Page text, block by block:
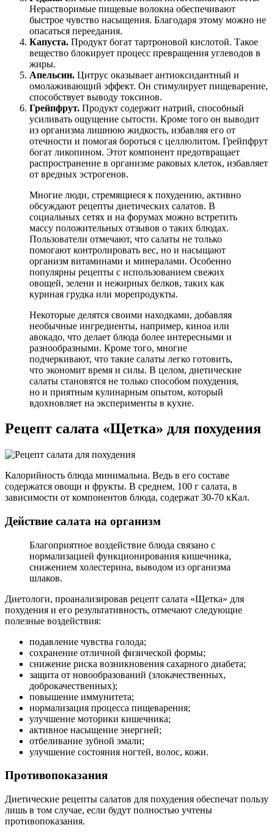
Нерастворимые пищевые волокна обеспечивают
быстрое чувство насыщения. Благодаря этому можно не
опасаться переедания.
Капуста. Продукт богат тартроновой кислотой. Такое
вещество блокирует процесс превращения углеводов в
жиры.
Апельсин. Цитрус оказывает антиоксидантный и
омолаживающий эффект. Он стимулирует пищеварение,
способствует выводу токсинов.
Грейпфрут. Продукт содержит натрий, способный
усиливать ощущение сытости. Кроме того он выводит
из организма лишнюю жидкость, избавляя его от
отечности и помогая бороться с целлюлитом. Грейпфрут
богат ликопином. Этот компонент предотвращает
распространение в организме раковых клеток, избавляет
от вредных эстрогенов.
Многие люди, стремящиеся к похудению, активно
обсуждают рецепты диетических салатов. В
социальных сетях и на форумах можно встретить
массу положительных отзывов о таких блюдах.
Пользователи отмечают, что салаты не только
помогают контролировать вес, но и насыщают
организм витаминами и минералами. Особенно
популярны рецепты с использованием свежих
овощей, зелени и нежирных белков, таких как
куриная грудка или морепродукты.
Некоторые делятся своими находками, добавляя
необычные ингредиенты, например, киноа или
авокадо, что делает блюда более интересными и
разнообразными. Кроме того, многие
подчеркивают, что такие салаты легко готовить,
что экономит время и силы. В целом, диетические
салаты становятся не только способом похудения,
но и приятным кулинарным опытом, который
вдохновляет на эксперименты в кухне.
Рецепт салата «Щетка» для похудения
Калорийность блюда минимальна. Ведь в его составе
содержатся овощи и фрукты. В среднем, 100 г салата, в
зависимости от компонентов блюда, содержат 30-70 кКал.
Действие салата на организм
Благоприятное воздействие блюда связано с
нормализацией функционирования кишечника,
снижением холестерина, выводом из организма
шлаков.
Диетологи, проанализировав рецепт салата «Щетка» для
похудения и его результативность, отмечают следующие
полезные воздействия:
подавление чувства голода;
сохранение отличной физической формы;
снижение риска возникновения сахарного диабета;
защита от новообразований (злокачественных,
доброкачественных);
повышение иммунитета;
нормализация процесса пищеварения;
улучшение моторики кишечника;
активное насыщение энергией;
отбеливание зубной эмали;
улучшение состояния ногтей, волос, кожи.
Противопоказания
Диетические рецепты салатов для похудения обеспечат пользу
лишь в том случае, если будут полностью учтены
противопоказания.